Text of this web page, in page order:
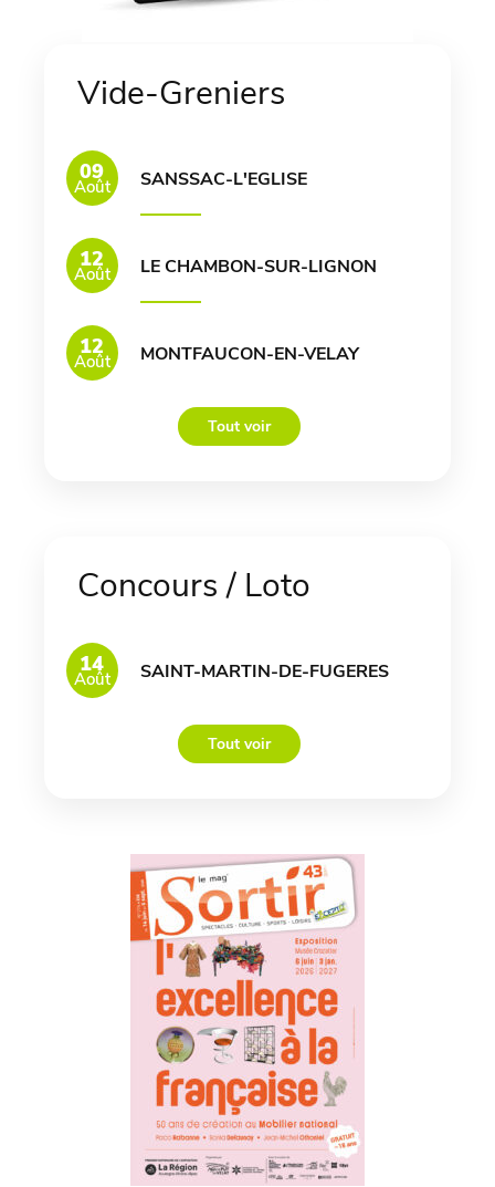
Vide-Greniers
09
Août SANSSAC-L'EGLISE
12
Août LE CHAMBON-SUR-LIGNON
12
Août MONTFAUCON-EN-VELAY
Tout voir
Concours / Loto
14
Août SAINT-MARTIN-DE-FUGERES
Tout voir